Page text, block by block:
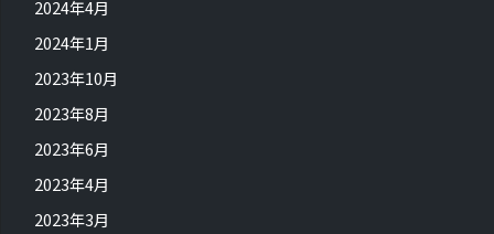
2024年4月
2024年1月
2023年10月
2023年8月
2023年6月
2023年4月
2023年3月